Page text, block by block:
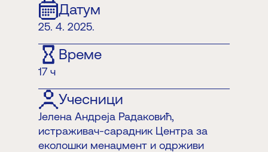
Датум
25. 4. 2025.
Време
17 ч
Учесници
Јелена Андреја Радаковић,
истраживач-сарадник Центра за
еколошки менаџмент и одрживи